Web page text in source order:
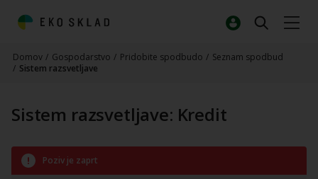
Domov / Gospodarstvo / Pridobite spodbudo / Seznam spodbud
/ Sistem razsvetljave
Sistem razsvetljave: Kredit
Poziv je zaprt